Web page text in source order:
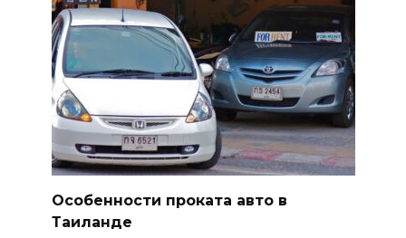
Особенности проката авто в
Таиланде